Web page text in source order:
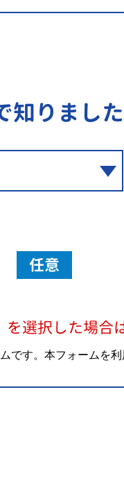
知りまし
任意
選択した場合
す。本フォームを